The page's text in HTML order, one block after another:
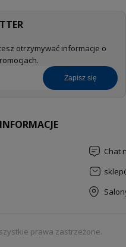
otrzymywać informacje o
zapisz się
INFORMACJE
Chat
prawa zastrzeżone.